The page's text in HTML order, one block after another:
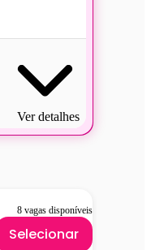
Ver detalhes
8 vagas disponíveis
Selecionar